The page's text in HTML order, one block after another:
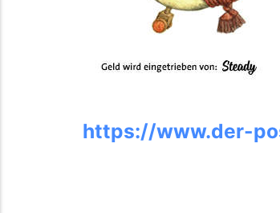
https://www.der-